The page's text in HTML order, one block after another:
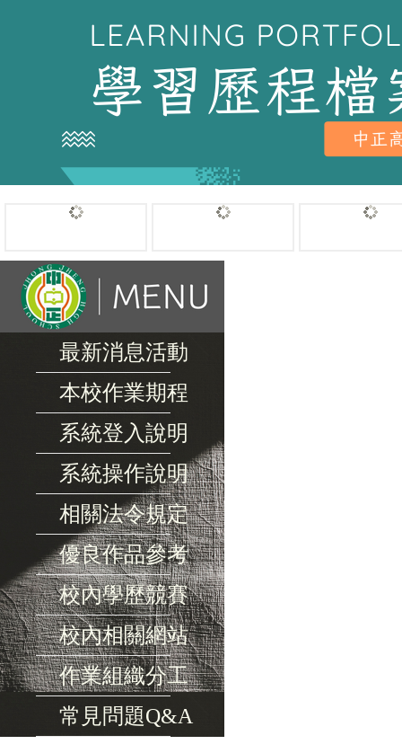
最新消息活動
本校作業期程
系統登入說明
系統操作說明
相關法令規定
優良作品參考
校內學歷競賽
校內相關網站
作業組織分工
常見問題Q&A